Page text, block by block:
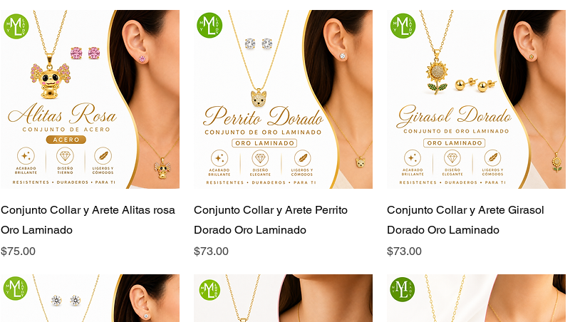
Conjunto Collar y Arete Alitas rosa
Oro Laminado
Precio
$75.00
Conjunto Collar y Arete Perrito
Dorado Oro Laminado
Precio
$73.00
Conjunto Collar y Arete Girasol
Dorado Oro Laminado
Precio
$73.00